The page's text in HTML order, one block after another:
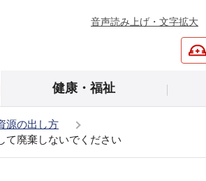
音声読み上げ・文字拡大
健康・福祉
源の出し方
て廃棄しないでください